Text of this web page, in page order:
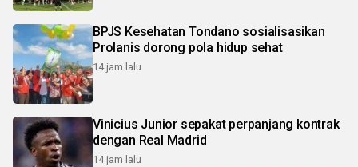
BPJS Kesehatan Tondano sosialisasikan
Prolanis dorong pola hidup sehat
14 jam lalu
Vinicius Junior sepakat perpanjang kontrak
dengan Real Madrid
14 jam lalu